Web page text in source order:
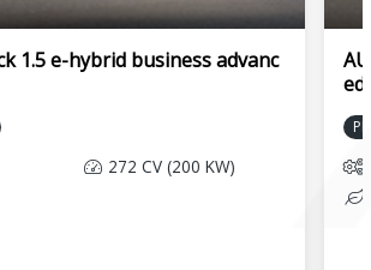
1.5 e-hybrid business advanc
272 CV (200 KW)
ed